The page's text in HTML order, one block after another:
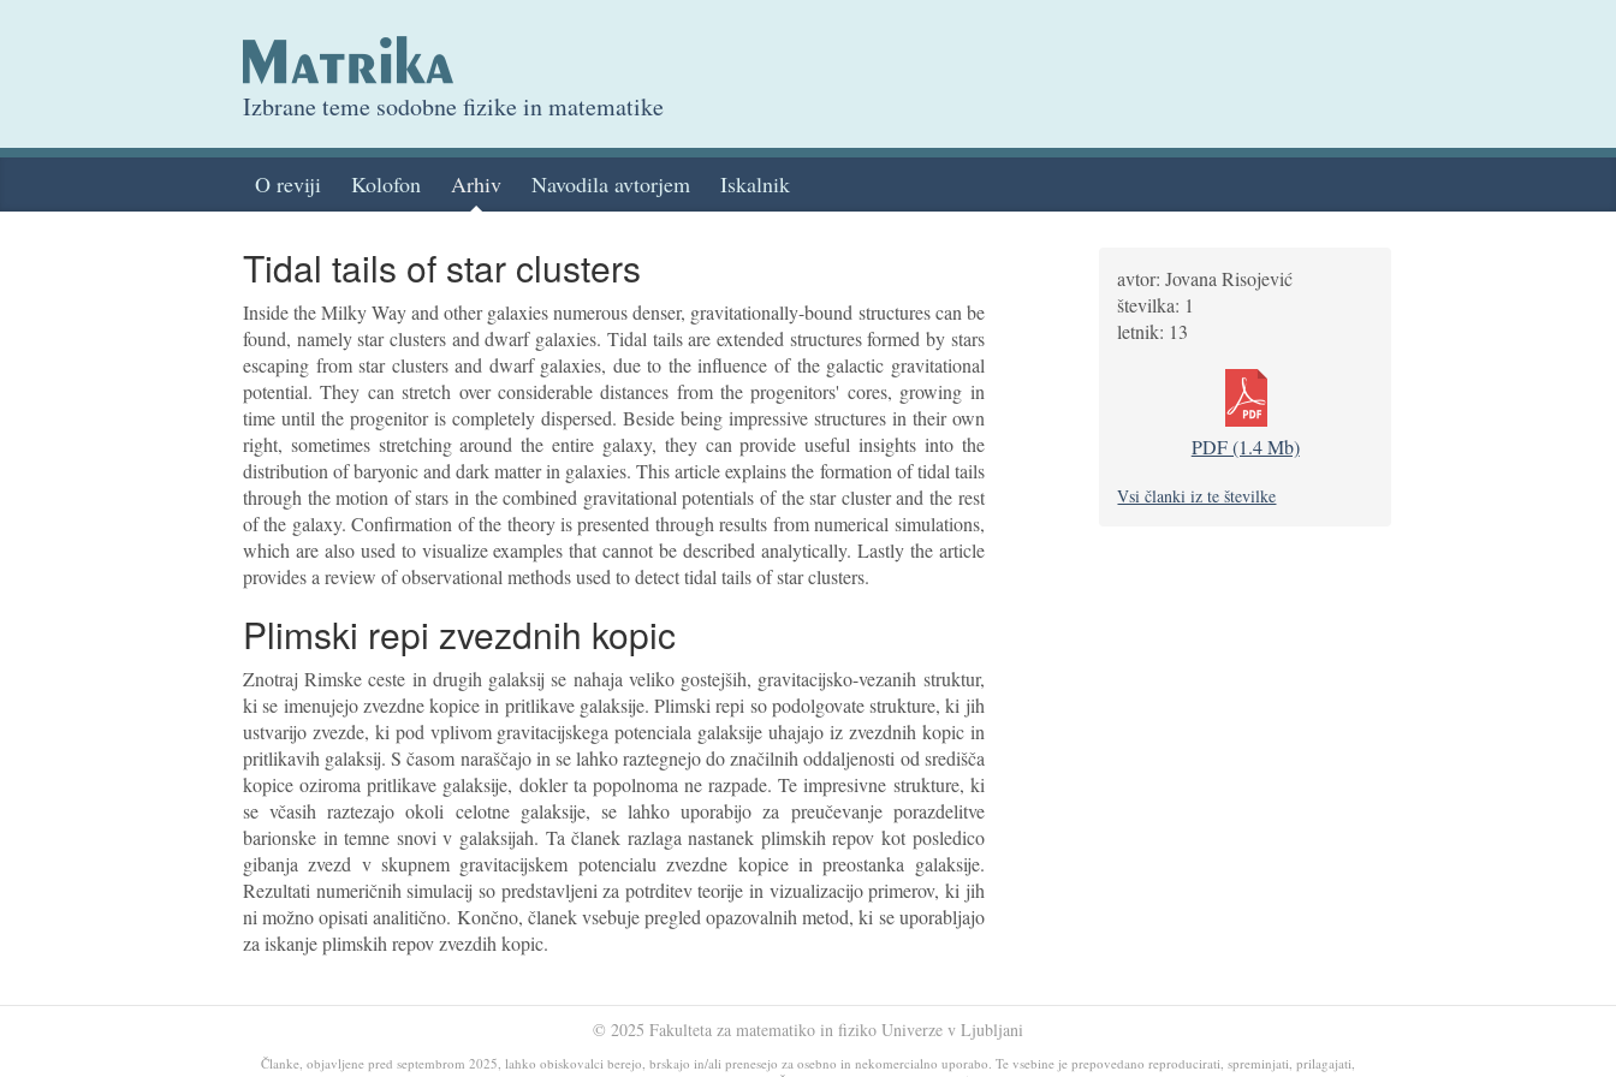
Izbrane teme sodobne fizike in matematike
O reviji Kolofon Arhiv Navodila avtorjem Iskalnik
Tidal tails of star clusters
Inside the Milky Way and other galaxies numerous denser, gravitationally-bound structures can be
found, namely star clusters and dwarf galaxies. Tidal tails are extended structures formed by stars
escaping from star clusters and dwarf galaxies, due to the influence of the galactic gravitational
potential. They can stretch over considerable distances from the progenitors' cores, growing in
time until the progenitor is completely dispersed. Beside being impressive structures in their own
right, sometimes stretching around the entire galaxy, they can provide useful insights into the
distribution of baryonic and dark matter in galaxies. This article explains the formation of tidal tails
through the motion of stars in the combined gravitational potentials of the star cluster and the rest
of the galaxy. Confirmation of the theory is presented through results from numerical simulations,
which are also used to visualize examples that cannot be described analytically. Lastly the article
provides a review of observational methods used to detect tidal tails of star clusters.
Plimski repi zvezdnih kopic
Znotraj Rimske ceste in drugih galaksij se nahaja veliko gostejših, gravitacijsko-vezanih struktur,
ki se imenujejo zvezdne kopice in pritlikave galaksije. Plimski repi so podolgovate strukture, ki jih
ustvarijo zvezde, ki pod vplivom gravitacijskega potenciala galaksije uhajajo iz zvezdnih kopic in
pritlikavih galaksij. S časom naraščajo in se lahko raztegnejo do značilnih oddaljenosti od središča
kopice oziroma pritlikave galaksije, dokler ta popolnoma ne razpade. Te impresivne strukture, ki
se včasih raztezajo okoli celotne galaksije, se lahko uporabijo za preučevanje porazdelitve
barionske in temne snovi v galaksijah. Ta članek razlaga nastanek plimskih repov kot posledico
gibanja zvezd v skupnem gravitacijskem potencialu zvezdne kopice in preostanka galaksije.
Rezultati numeričnih simulacij so predstavljeni za potrditev teorije in vizualizacijo primerov, ki jih
ni možno opisati analitično. Končno, članek vsebuje pregled opazovalnih metod, ki se uporabljajo
za iskanje plimskih repov zvezdih kopic.
avtor: Jovana Risojević
številka: 1
letnik: 13
PDF (1.4 Mb)
Vsi članki iz te številke
© 2025 Fakulteta za matematiko in fiziko Univerze v Ljubljani
Članke, objavljene pred septembrom 2025, lahko obiskovalci berejo, brskajo in/ali prenesejo za osebno in nekomercialno uporabo. Te vsebine je prepovedano reproducirati, spreminjati, prilagajati,